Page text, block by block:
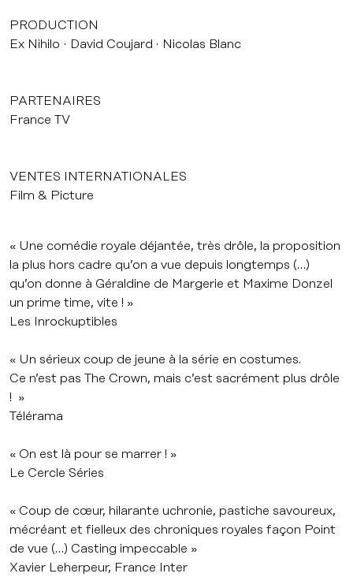
PRODUCTION
Ex Nihilo
David Coujard Nicolas Blanc
PARTENAIRES
France TV
VENTES INTERNATIONALES
Film & Picture
« Une comédie royale déjantée, très drôle, la proposition
la plus hors cadre qu’on a vue depuis longtemps (…)
qu’on donne à Géraldine de Margerie et Maxime Donzel
un prime time, vite ! »
Les Inrockuptibles
« Un sérieux coup de jeune à la série en costumes.
Ce n’est pas The Crown, mais c’est sacrément plus drôle
! »
Télérama
« On est là pour se marrer ! »
Le Cercle Séries
« Coup de cœur, hilarante uchronie, pastiche savoureux,
mécréant et fielleux des chroniques royales façon Point
de vue (…) Casting impeccable »
Xavier Leherpeur, France Inter